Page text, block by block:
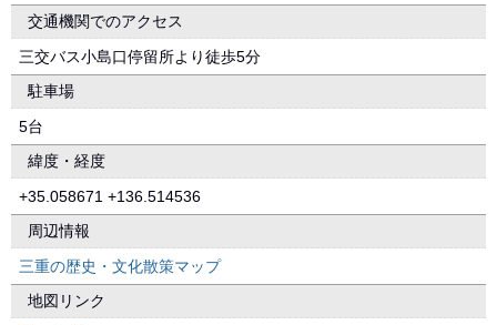
交通機関でのアクセス
三交バス小島口停留所より徒歩5分
駐車場
5台
緯度・経度
+35.058671 +136.514536
周辺情報
三重の歴史・文化散策マップ
地図リンク